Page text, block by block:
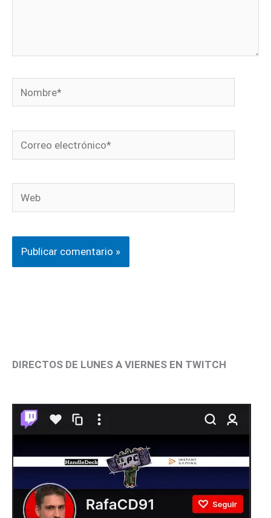
Nombre*
Correo
electrónico*
Web
DIRECTOS DE LUNES A VIERNES EN TWITCH